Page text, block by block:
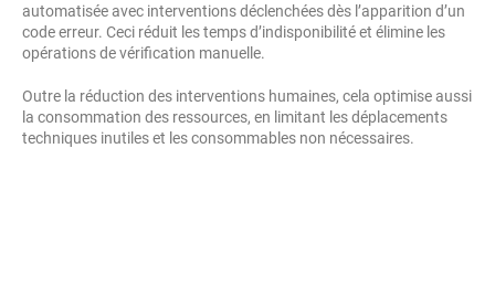
automatisée avec interventions déclenchées dès l’apparition d’un
code erreur. Ceci réduit les temps d’indisponibilité et élimine les
opérations de vérification manuelle.
Outre la réduction des interventions humaines, cela optimise aussi
la consommation des ressources, en limitant les déplacements
techniques inutiles et les consommables non nécessaires.